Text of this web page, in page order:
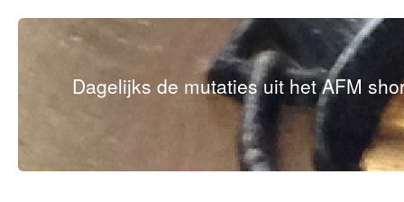
Dagelijks de mutaties uit het AFM